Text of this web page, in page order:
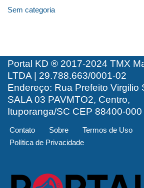
Sem categoria
Portal KD ® 2017-2024 TMX
LTDA | 29.788.663/0001-02
Endereço: Rua Prefeito Virgilio
SALA 03 PAVMTO2, Centro,
Ituporanga/SC CEP 88400-000
Contato Sobre
Termos de Uso
Política de Privacidade